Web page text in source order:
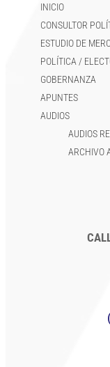
INICIO
CONSULTOR
ESTUDIO DE
POLÍTICA /
GOBERNANZA
APUNTES
AUDIOS
AUDIOS
ARCHIVO